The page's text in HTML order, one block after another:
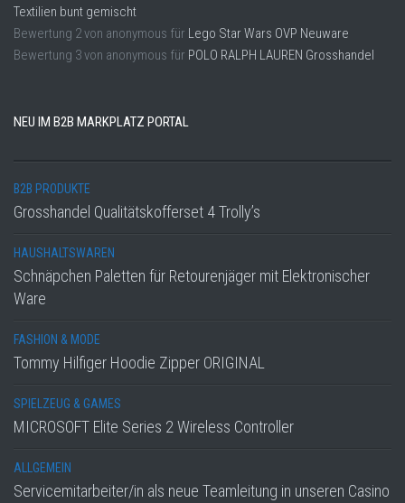
Textilien bunt gemischt
Bewertung 2von anonymous für Lego Star Wars OVP Neuware
Bewertung 3von anonymous für POLO RALPH LAUREN Grosshandel
NEU IM B2B MARKPLATZ PORTAL
B2B PRODUKTE
Grosshandel Qualitätskofferset 4 Trolly’s
HAUSHALTSWAREN
Schnäpchen Paletten für Retourenjäger mit Elektronischer
Ware
FASHION & MODE
Tommy Hilfiger Hoodie Zipper ORIGINAL
SPIELZEUG & GAMES
MICROSOFT Elite Series 2 Wireless Controller
ALLGEMEIN
Servicemitarbeiter/in als neue Teamleitung in unseren Casino